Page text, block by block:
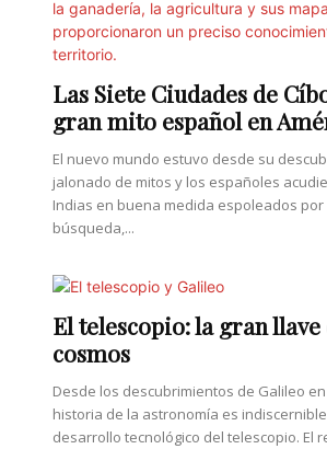
Las Siete Ciudades de
gran mito español en
El nuevo mundo estuvo desde su
jalonado de mitos y los españoles
Indias en buena medida espoleados por
búsqueda,...
El telescopio: la gran llave
cosmos
Desde los descubrimientos de Galileo en
historia de la astronomía es
desarrollo tecnológico del telescopio. El